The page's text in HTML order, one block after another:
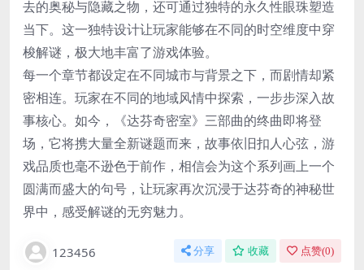
去的奥秘与隐藏之物，还可通过独特的永久性眼珠塑造
当下。这一独特设计让玩家能够在不同的时空维度中穿
梭解谜，极大地丰富了游戏体验。
每一个章节都设定在不同城市与背景之下，而剧情却紧
密相连。玩家在不同的地域风情中探索，一步步深入故
事核心。如今，《达芬奇密室》三部曲的终曲即将登
场，它将携大量全新谜题而来，故事依旧扣人心弦，游
戏品质也毫不逊色于前作，相信会为这个系列画上一个
圆满而盛大的句号，让玩家再次沉浸于达芬奇的神秘世
界中，感受解谜的无穷魅力。
123456 分享 收藏 点赞(0)